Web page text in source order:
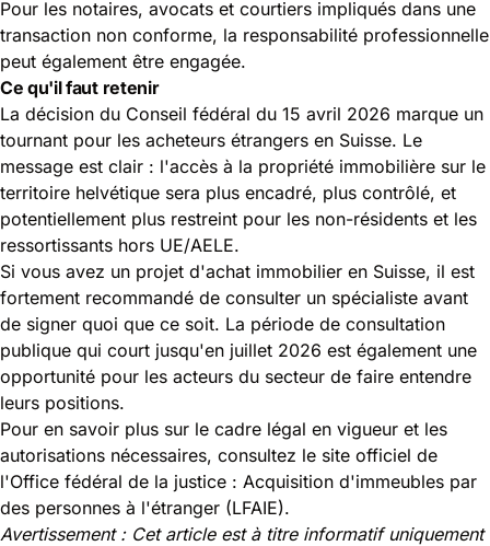
Pour les notaires, avocats et courtiers impliqués dans une
transaction non conforme, la responsabilité professionnelle
peut également être engagée.
Ce qu'il faut retenir
La décision du Conseil fédéral du 15 avril 2026 marque un
tournant pour les acheteurs étrangers en Suisse. Le
message est clair : l'accès à la propriété immobilière sur le
territoire helvétique sera plus encadré, plus contrôlé, et
potentiellement plus restreint pour les non-résidents et les
ressortissants hors UE/AELE.
Si vous avez un projet d'achat immobilier en Suisse, il est
fortement recommandé de consulter un spécialiste avant
de signer quoi que ce soit. La période de consultation
publique qui court jusqu'en juillet 2026 est également une
opportunité pour les acteurs du secteur de faire entendre
leurs positions.
Pour en savoir plus sur le cadre légal en vigueur et les
autorisations nécessaires, consultez le site officiel de
l'Office fédéral de la justice : Acquisition d'immeubles par
des personnes à l'étranger (LFAIE).
Avertissement : Cet article est à titre informatif uniquement